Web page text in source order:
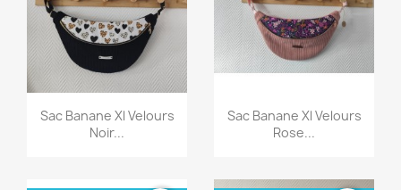
Aperçu rapide
Sac Banane Xl Velours
Noir...
Aperçu rapide
Sac Banane Xl Velours
Rose...